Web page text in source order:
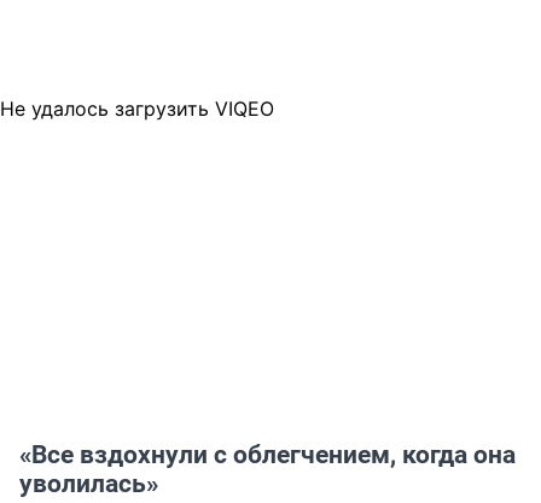
Не удалось загрузить VIQEO
«Все вздохнули с облегчением, когда она
уволилась»